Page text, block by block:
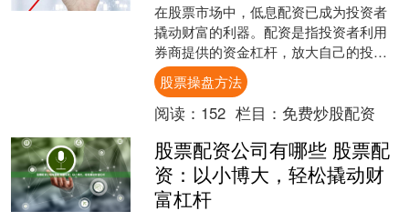
在股票市场中，低息配资已成为投资者
撬动财富的利器。配资是指投资者利用
券商提供的资金杠杆，放大自己的投资
资金，从而提高收益率。 * **放大收益：
**杠杆效应可以....
股票操盘方法
阅读： 152 栏目： 免费炒股配资
股票配资公司有哪些 股票配
资：以小博大，轻松撬动财
富杠杆